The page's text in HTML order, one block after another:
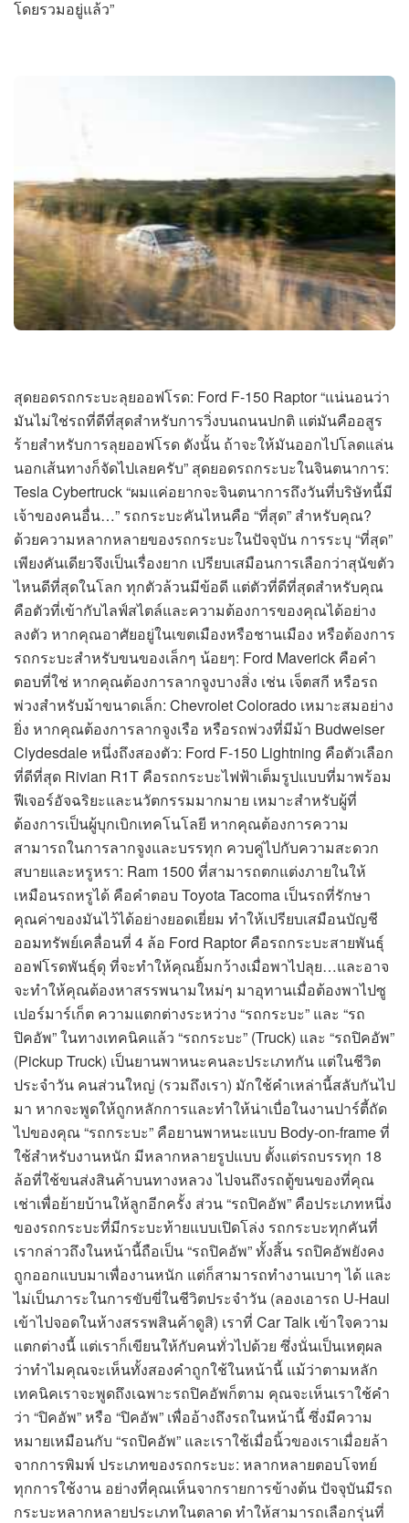
โดยรวมอยู่แล้ว”
สุดยอดรถกระบะลุยออฟโรด: Ford F-150 Raptor “แน่นอนว่า
มันไม่ใช่รถที่ดีที่สุดสำหรับการวิ่งบนถนนปกติ แต่มันคืออสูร
ร้ายสำหรับการลุยออฟโรด ดังนั้น ถ้าจะให้มันออกไปโลดแล่น
นอกเส้นทางก็จัดไปเลยครับ” สุดยอดรถกระบะในจินตนาการ:
Tesla Cybertruck “ผมแค่อยากจะจินตนาการถึงวันที่บริษัทนี้มี
เจ้าของคนอื่น…” รถกระบะคันไหนคือ “ที่สุด” สำหรับคุณ?
ด้วยความหลากหลายของรถกระบะในปัจจุบัน การระบุ “ที่สุด”
เพียงคันเดียวจึงเป็นเรื่องยาก เปรียบเสมือนการเลือกว่าสุนัขตัว
ไหนดีที่สุดในโลก ทุกตัวล้วนมีข้อดี แต่ตัวที่ดีที่สุดสำหรับคุณ
คือตัวที่เข้ากับไลฟ์สไตล์และความต้องการของคุณได้อย่าง
ลงตัว หากคุณอาศัยอยู่ในเขตเมืองหรือชานเมือง หรือต้องการ
รถกระบะสำหรับขนของเล็กๆ น้อยๆ: Ford Maverick คือคำ
ตอบที่ใช่ หากคุณต้องการลากจูงบางสิ่ง เช่น เจ็ตสกี หรือรถ
พ่วงสำหรับม้าขนาดเล็ก: Chevrolet Colorado เหมาะสมอย่าง
ยิ่ง หากคุณต้องการลากจูงเรือ หรือรถพ่วงที่มีม้า Budweiser
Clydesdale หนึ่งถึงสองตัว: Ford F-150 Lightning คือตัวเลือก
ที่ดีที่สุด Rivian R1T คือรถกระบะไฟฟ้าเต็มรูปแบบที่มาพร้อม
ฟีเจอร์อัจฉริยะและนวัตกรรมมากมาย เหมาะสำหรับผู้ที่
ต้องการเป็นผู้บุกเบิกเทคโนโลยี หากคุณต้องการความ
สามารถในการลากจูงและบรรทุก ควบคู่ไปกับความสะดวก
สบายและหรูหรา: Ram 1500 ที่สามารถตกแต่งภายในให้
เหมือนรถหรูได้ คือคำตอบ Toyota Tacoma เป็นรถที่รักษา
คุณค่าของมันไว้ได้อย่างยอดเยี่ยม ทำให้เปรียบเสมือนบัญชี
ออมทรัพย์เคลื่อนที่ 4 ล้อ Ford Raptor คือรถกระบะสายพันธุ์
ออฟโรดพันธุ์ดุ ที่จะทำให้คุณยิ้มกว้างเมื่อพาไปลุย…และอาจ
จะทำให้คุณต้องหาสรรพนามใหม่ๆ มาอุทานเมื่อต้องพาไปซู
เปอร์มาร์เก็ต ความแตกต่างระหว่าง “รถกระบะ” และ “รถ
ปิคอัพ” ในทางเทคนิคแล้ว “รถกระบะ” (Truck) และ “รถปิคอัพ”
(Pickup Truck) เป็นยานพาหนะคนละประเภทกัน แต่ในชีวิต
ประจำวัน คนส่วนใหญ่ (รวมถึงเรา) มักใช้คำเหล่านี้สลับกันไป
มา หากจะพูดให้ถูกหลักการและทำให้น่าเบื่อในงานปาร์ตี้ถัด
ไปของคุณ “รถกระบะ” คือยานพาหนะแบบ Body-on-frame ที่
ใช้สำหรับงานหนัก มีหลากหลายรูปแบบ ตั้งแต่รถบรรทุก 18
ล้อที่ใช้ขนส่งสินค้าบนทางหลวง ไปจนถึงรถตู้ขนของที่คุณ
เช่าเพื่อย้ายบ้านให้ลูกอีกครั้ง ส่วน “รถปิคอัพ” คือประเภทหนึ่ง
ของรถกระบะที่มีกระบะท้ายแบบเปิดโล่ง รถกระบะทุกคันที่
เรากล่าวถึงในหน้านี้ถือเป็น “รถปิคอัพ” ทั้งสิ้น รถปิคอัพยังคง
ถูกออกแบบมาเพื่องานหนัก แต่ก็สามารถทำงานเบาๆ ได้ และ
ไม่เป็นภาระในการขับขี่ในชีวิตประจำวัน (ลองเอารถ U-Haul
เข้าไปจอดในห้างสรรพสินค้าดูสิ) เราที่ Car Talk เข้าใจความ
แตกต่างนี้ แต่เราก็เขียนให้กับคนทั่วไปด้วย ซึ่งนั่นเป็นเหตุผล
ว่าทำไมคุณจะเห็นทั้งสองคำถูกใช้ในหน้านี้ แม้ว่าตามหลัก
เทคนิคเราจะพูดถึงเฉพาะรถปิคอัพก็ตาม คุณจะเห็นเราใช้คำ
ว่า “ปิคอัพ” หรือ “ปิคอัพ” เพื่ออ้างถึงรถในหน้านี้ ซึ่งมีความ
หมายเหมือนกับ “รถปิคอัพ” และเราใช้เมื่อนิ้วของเราเมื่อยล้า
จากการพิมพ์ ประเภทของรถกระบะ: หลากหลายตอบโจทย์
ทุกการใช้งาน อย่างที่คุณเห็นจากรายการข้างต้น ปัจจุบันมีรถ
กระบะหลากหลายประเภทในตลาด ทำให้สามารถเลือกรุ่นที่